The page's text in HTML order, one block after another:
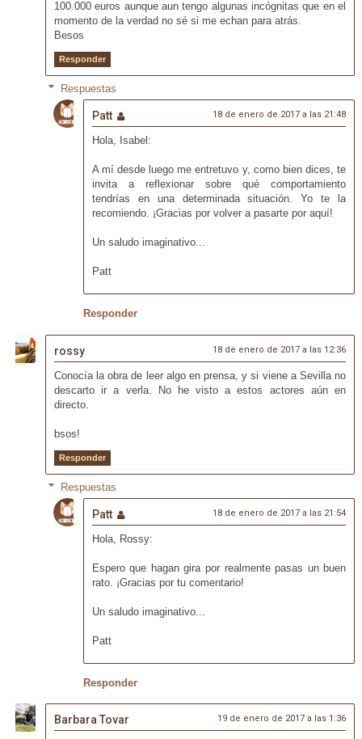
100.000 euros aunque aun tengo algunas incógnitas que en el
momento de la verdad no sé si me echan para atrás.
Besos
Responder
Respuestas
Patt 18 de enero de 2017 a las 21:48
Hola, Isabel:
A mí desde luego me entretuvo y, como bien dices, te
invita a reflexionar sobre qué comportamiento
tendrías en una determinada situación. Yo te la
recomiendo. ¡Gracias por volver a pasarte por aquí!
Un saludo imaginativo...
Patt
Responder
rossy 18 de enero de 2017 a las 12:36
Conocía la obra de leer algo en prensa, y si viene a Sevilla no
descarto ir a verla. No he visto a estos actores aún en
directo.
bsos!
Responder
Respuestas
Patt 18 de enero de 2017 a las 21:54
Hola, Rossy:
Espero que hagan gira por realmente pasas un buen
rato. ¡Gracias por tu comentario!
Un saludo imaginativo...
Patt
Responder
Barbara Tovar 19 de enero de 2017 a las 1:36